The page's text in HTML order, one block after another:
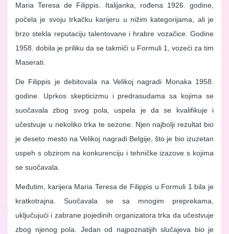
Maria Teresa de Filippis. Italijanka, rođena 1926. godine,
počela je svoju trkačku karijeru u nižim kategorijama, ali je
brzo stekla reputaciju talentovane i hrabre vozačice. Godine
1958. dobila je priliku da se takmiči u Formuli 1, vozeći za tim
Maserati.
De Filippis je debitovala na Velikoj nagradi Monaka 1958.
godine. Uprkos skepticizmu i predrasudama sa kojima se
suočavala zbog svog pola, uspela je da se kvalifikuje i
učestvuje u nekoliko trka te sezone. Njen najbolji rezultat bio
je deseto mesto na Velikoj nagradi Belgije, što je bio izuzetan
uspeh s obzirom na konkurenciju i tehničke izazove s kojima
se suočavala.
Međutim, karijera Maria Teresa de Filippis u Formuli 1 bila je
kratkotrajna. Suočavala se sa mnogim preprekama,
uključujući i zabrane pojedinih organizatora trka da učestvuje
zbog njenog pola. Jedan od najpoznatijih slučajeva bio je